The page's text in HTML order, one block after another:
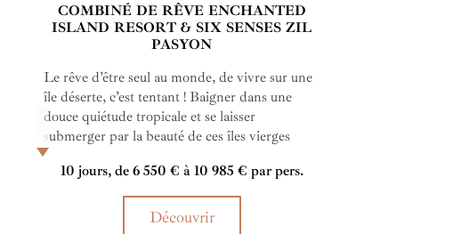
COMBINÉ DE RÊVE ENCHANTED
ISLAND RESORT & SIX SENSES ZIL
PASYON
Le rêve d’être seul au monde, de vivre sur une
île déserte, c’est tentant ! Baigner dans une
douce quiétude tropicale et se laisser
submerger par la beauté de ces îles vierges
égarées dans l’océan, voilà le privilège que vous
offre ce combiné mariant deux luxueux hôtels
aux peu nombreux bungalows.
10 jours, de 6 550 € à 10 985 € par pers.
Découvrir